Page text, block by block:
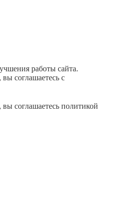
работы сайта.
соглашаетесь с
соглашаетесь политикой